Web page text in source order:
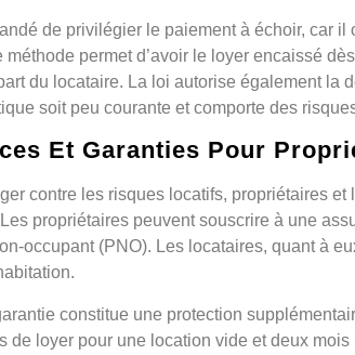
de privilégier le paiement à échoir, car
méthode permet d’avoir le loyer encaissé
du locataire. La loi autorise également la
soit peu courante et comporte des
Et Garanties Pour
contre les risques locatifs, propriétaires
propriétaires peuvent souscrire à une
occupant (PNO). Les locataires, quant à
constitue une protection
de loyer pour une location vide et deux